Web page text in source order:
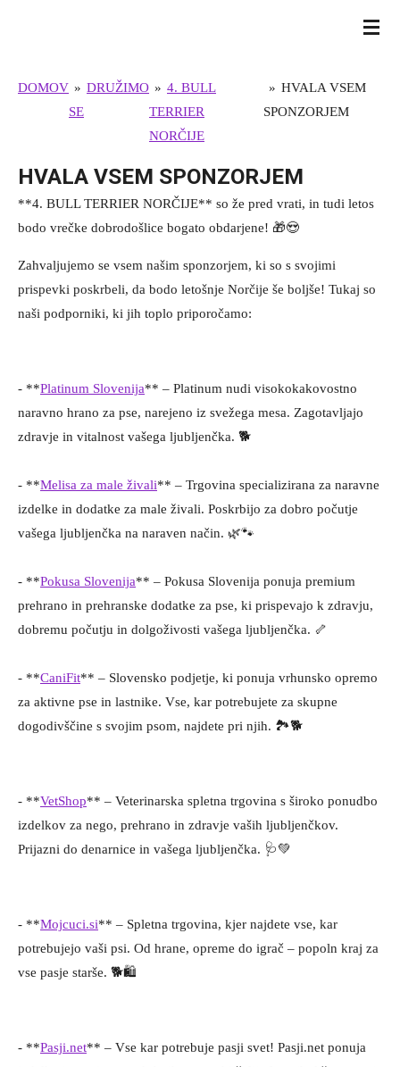
content
DOMOV » DRUŽIMO
SE
» 4. BULL
TERRIER
NORČIJE
» HVALA VSEM
SPONZORJEM
HVALA VSEM SPONZORJEM
**4. BULL TERRIER NORČIJE** so že pred vrati, in tudi letos
bodo vrečke dobrodošlice bogato obdarjene! 🎁😍
Zahvaljujemo se vsem našim sponzorjem, ki so s svojimi
prispevki poskrbeli, da bodo letošnje Norčije še boljše! Tukaj so
naši podporniki, ki jih toplo priporočamo:
- **Platinum Slovenija** – Platinum nudi visokokakovostno
naravno hrano za pse, narejeno iz svežega mesa. Zagotavljajo
zdravje in vitalnost vašega ljubljenčka. 🐕
- **Melisa za male živali** – Trgovina specializirana za naravne
izdelke in dodatke za male živali. Poskrbijo za dobro počutje
vašega ljubljenčka na naraven način. 🌿🐾
- **Pokusa Slovenija** – Pokusa Slovenija ponuja premium
prehrano in prehranske dodatke za pse, ki prispevajo k zdravju,
dobremu počutju in dolgoživosti vašega ljubljenčka. 🦴
- **CaniFit** – Slovensko podjetje, ki ponuja vrhunsko opremo
za aktivne pse in lastnike. Vse, kar potrebujete za skupne
dogodivščine s svojim psom, najdete pri njih. 🏞️🐕
- **VetShop** – Veterinarska spletna trgovina s široko ponudbo
izdelkov za nego, prehrano in zdravje vaših ljubljenčkov.
Prijazni do denarnice in vašega ljubljenčka. 🩺💚
- **Mojcuci.si** – Spletna trgovina, kjer najdete vse, kar
potrebujejo vaši psi. Od hrane, opreme do igrač – popoln kraj za
vse pasje starše. 🐕🛍️
- **Pasji.net** – Vse kar potrebuje pasji svet! Pasji.net ponuja